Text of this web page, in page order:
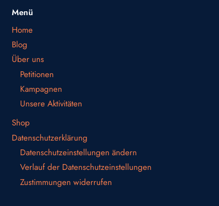
Menü
Home
Blog
Über uns
Petitionen
Kampagnen
Unsere Aktivitäten
Shop
Datenschutzerklärung
Datenschutzeinstellungen ändern
Verlauf der Datenschutzeinstellungen
Zustimmungen widerrufen